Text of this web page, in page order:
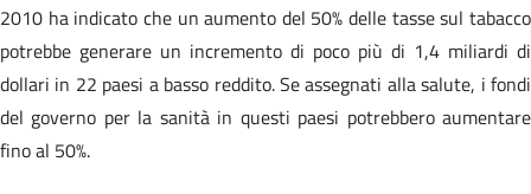
2010 ha indicato che un aumento del 50% delle tasse sul tabacco
potrebbe generare un incremento di poco più di 1,4 miliardi di
dollari in 22 paesi a basso reddito. Se assegnati alla salute, i fondi
del governo per la sanità in questi paesi potrebbero aumentare
fino al 50%.